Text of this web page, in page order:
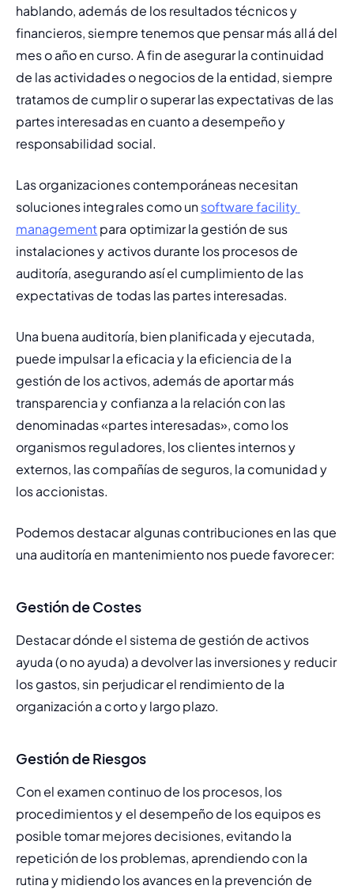
hablando, además de los resultados técnicos y
financieros, siempre tenemos que pensar más allá del
mes o año en curso. A fin de asegurar la continuidad
de las actividades o negocios de la entidad, siempre
tratamos de cumplir o superar las expectativas de las
partes interesadas en cuanto a desempeño y
responsabilidad social.
Las organizaciones contemporáneas necesitan
soluciones integrales como un software facility
management para optimizar la gestión de sus
instalaciones y activos durante los procesos de
auditoría, asegurando así el cumplimiento de las
expectativas de todas las partes interesadas.
Una buena auditoría, bien planificada y ejecutada,
puede impulsar la eficacia y la eficiencia de la
gestión de los activos, además de aportar más
transparencia y confianza a la relación con las
denominadas «partes interesadas», como los
organismos reguladores, los clientes internos y
externos, las compañías de seguros, la comunidad y
los accionistas.
Podemos destacar algunas contribuciones en las que
una auditoría en mantenimiento nos puede favorecer:
Gestión de Costes
Destacar dónde el sistema de gestión de activos
ayuda (o no ayuda) a devolver las inversiones y reducir
los gastos, sin perjudicar el rendimiento de la
organización a corto y largo plazo.
Gestión de Riesgos
Con el examen continuo de los procesos, los
procedimientos y el desempeño de los equipos es
posible tomar mejores decisiones, evitando la
repetición de los problemas, aprendiendo con la
rutina y midiendo los avances en la prevención de